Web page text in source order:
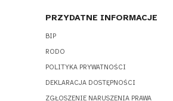
PRZYDATNE INFORMACJE
BIP
RODO
POLITYKA PRYWATNOŚCI
DEKLARACJA DOSTĘPNOŚCI
ZGŁOSZENIE NARUSZENIA PRAWA